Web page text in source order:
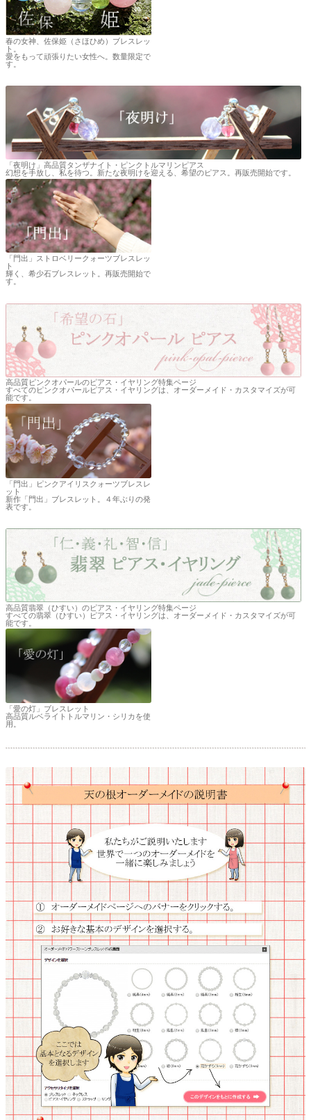
春の女神、佐保姫（さほひめ）ブレスレッ
ト。
愛をもって頑張りたい女性へ。数量限定で
す。
「夜明け」高品質タンザナイト・ピンクトルマリンピアス
幻想を手放し、私を待つ。新たな夜明けを迎える、希望のピアス。再販売開始です。
「門出」ストロベリークォーツブレスレッ
ト
輝く、希少石ブレスレット。再販売開始で
す。
高品質ピンクオパールのピアス・イヤリング特集ページ
すべてのピンクオパールピアス・イヤリングは、オーダーメイド・カスタマイズが可
能です。
「門出」ピンクアイリスクォーツブレスレ
ット
新作「門出」ブレスレット。４年ぶりの発
表です。
高品質翡翠（ひすい）のピアス・イヤリング特集ページ
すべての翡翠（ひすい）ピアス・イヤリングは、オーダーメイド・カスタマイズが可
能です。
「愛の灯」ブレスレット
高品質ルベライトトルマリン・シリカを使
用。